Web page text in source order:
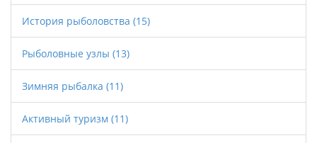
История рыболовства (15)
Рыболовные узлы (13)
Зимняя рыбалка (11)
Активный туризм (11)